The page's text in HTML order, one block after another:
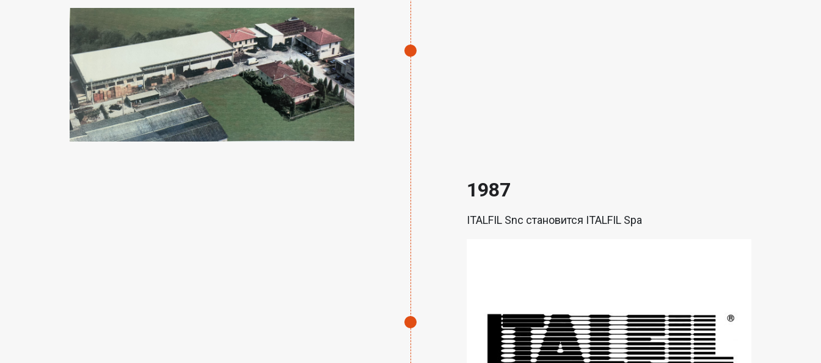
1987
ITALFIL Snc становится ITALFIL Spa